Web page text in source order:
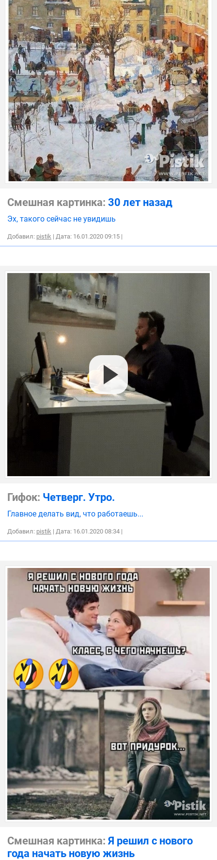
Смешная картинка: 30 лет назад
Эх, такого сейчас не увидишь
Добавил: pistik | Дата: 16.01.2020 09:15 |
Гифок: Четверг. Утро.
Главное делать вид, что работаешь...
Добавил: pistik | Дата: 16.01.2020 08:34 |
Смешная картинка: Я решил с нового
года начать новую жизнь